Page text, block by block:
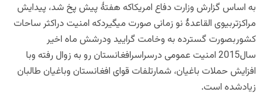
به اساس گزارش وزارت دفاع امریکاکه هفتۀ پیش پخ شد، پیدایش
مراکزتربیوی القاعدۀ نو زمانی صورت میگیردکه امنیت دراکثر ساحات
کشوربصورت گسترده به وخامت گرایید ودرشش ماه اخیر
سال2015 امنیت عمومی درسراسرافغانستان رو به زوال رفته وبا
افزایش حملات باغیان، شمارتلفات قوای افغانستان وباغیان طالبان
زیادشده است.